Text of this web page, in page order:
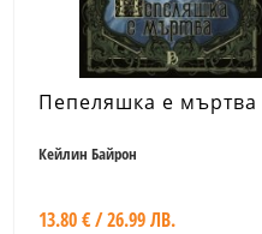
Пепеляшка е мъртва
Кейлин Байрон
13.80 € / 26.99 ЛВ.